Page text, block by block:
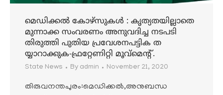
മെഡിക്കൽ കോഴ്‌സുകൾ : കൃത്യതയില്ലാതെ
മുന്നാക്ക സംവരണം അനുവദിച്ച നടപടി
തിരുത്തി പുതിയ പ്രവേശനപട്ടിക ത
യ്യാറാക്കുക-ഫ്രറ്റേണിറ്റി മൂവ്മെന്റ്.
State News By admin November 21, 2020
തിരുവനന്തപുരം:മെഡിക്കൽ,അനുബന്ധ